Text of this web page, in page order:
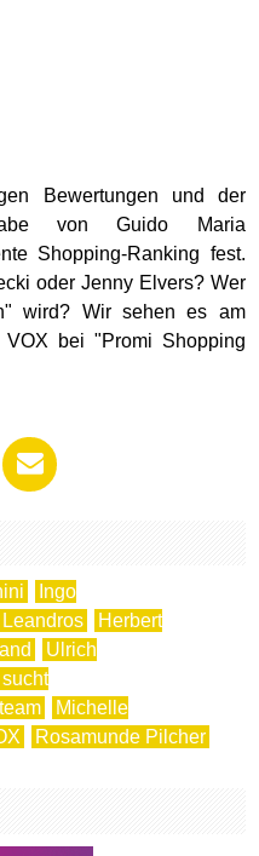
Bewertungen und der
von Guido Maria
Shopping-Ranking fest.
oder Jenny Elvers? Wer
wird? Wir sehen es am
bei "Promi Shopping
Ingo
Herbert
Ulrich
Michelle
Rosamunde Pilcher